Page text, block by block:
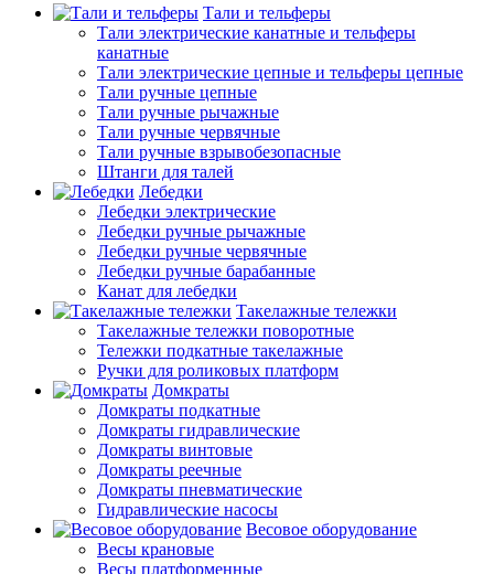
Тали и тельферы
Тали электрические канатные и тельферы
канатные
Тали электрические цепные и тельферы цепные
Тали ручные цепные
Тали ручные рычажные
Тали ручные червячные
Тали ручные взрывобезопасные
Штанги для талей
Лебедки
Лебедки электрические
Лебедки ручные рычажные
Лебедки ручные червячные
Лебедки ручные барабанные
Канат для лебедки
Такелажные тележки
Такелажные тележки поворотные
Тележки подкатные такелажные
Ручки для роликовых платформ
Домкраты
Домкраты подкатные
Домкраты гидравлические
Домкраты винтовые
Домкраты реечные
Домкраты пневматические
Гидравлические насосы
Весовое оборудование
Весы крановые
Весы платформенные